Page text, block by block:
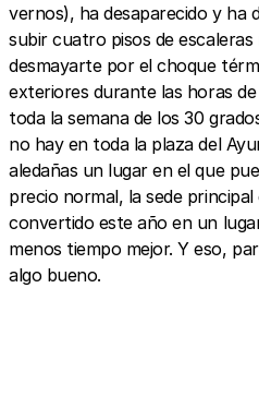
vernos), ha desaparecido y ha
subir cuatro pisos de
desmayarte por el choque
exteriores durante las horas
toda la semana de los 30
no hay en toda la plaza del
aledañas un lugar en el que
precio normal, la sede
convertido este año en un
menos tiempo mejor. Y eso,
algo bueno.